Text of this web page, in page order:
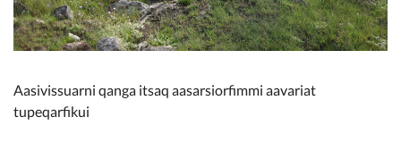
Aasivissuarni qanga itsaq aasarsiorfimmi aavariat
tupeqarfikui